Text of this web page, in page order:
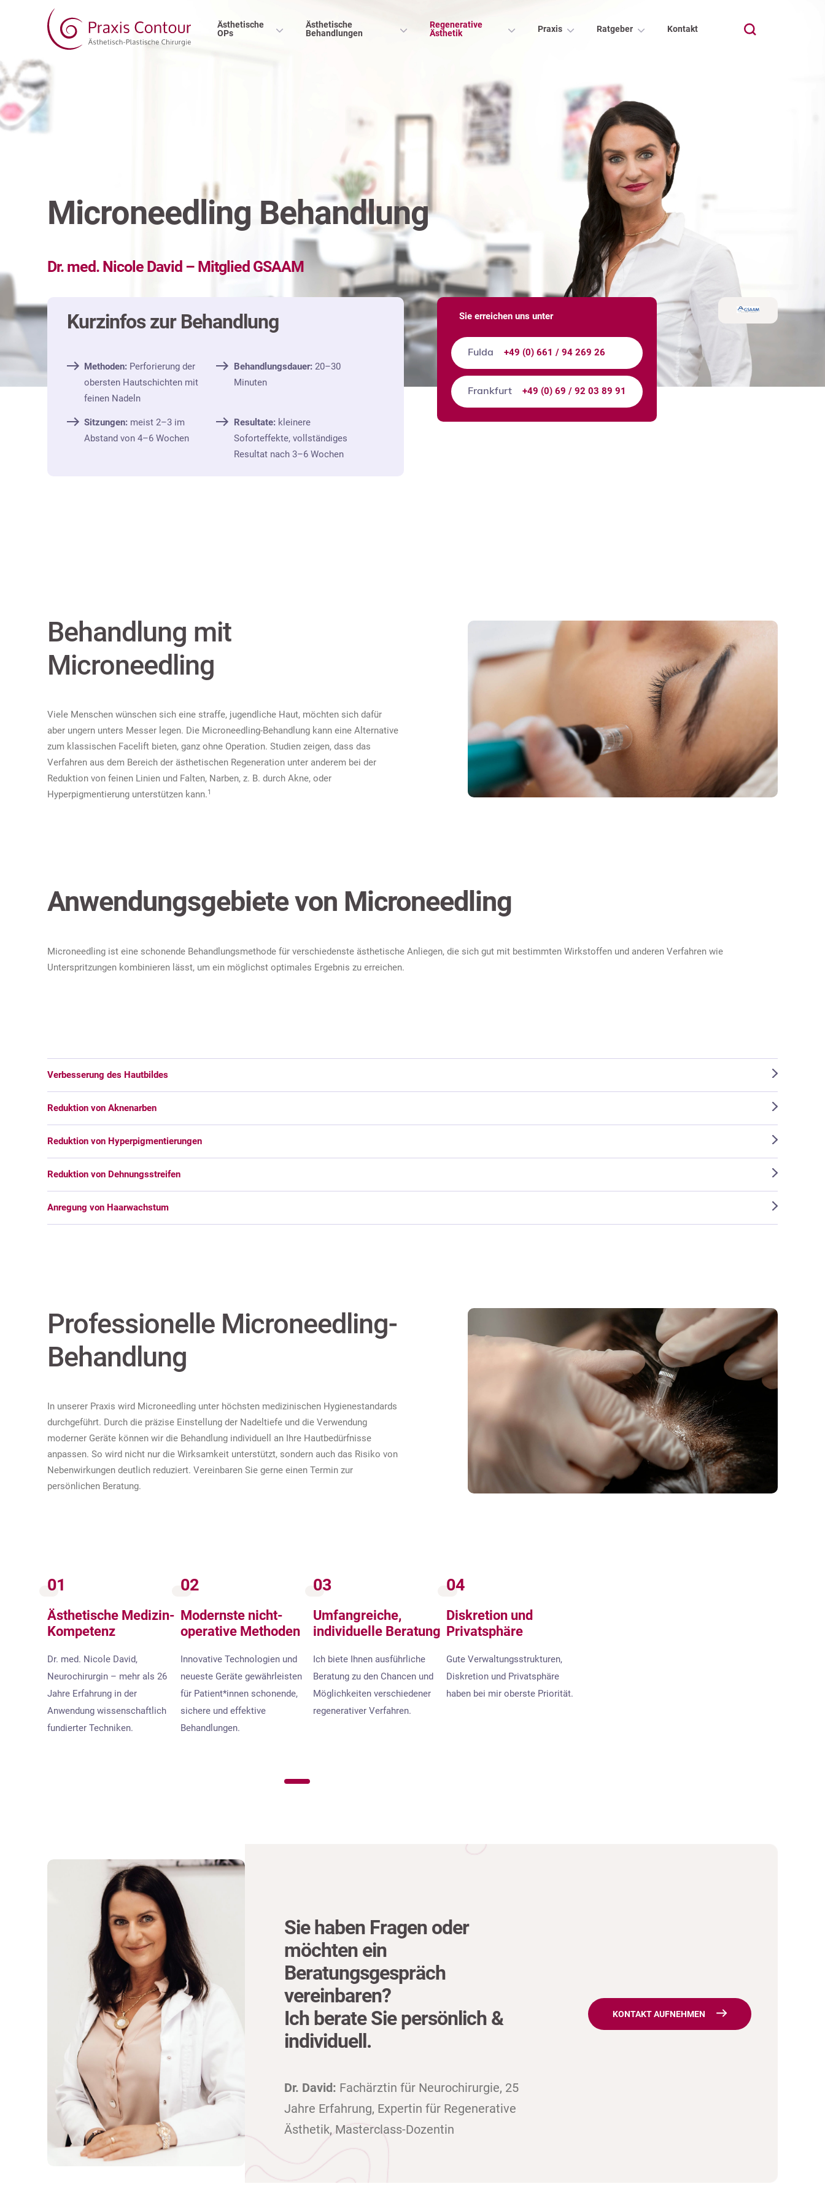
Ästhetische
OPs
Ästhetische
Behandlungen
Regenerative
Ästhetik
Praxis Ratgeber Kontakt
Microneedling Behandlung
Dr. med. Nicole David – Mitglied GSAAM
Kurzinfos zur Behandlung
Methoden: Perforierung der
obersten Hautschichten mit
feinen Nadeln
Behandlungsdauer: 20–30
Minuten
Sitzungen: meist 2–3 im
Abstand von 4–6 Wochen
Resultate:kleinere
Soforteffekte, vollständiges
Resultat nach 3–6 Wochen
Sie erreichen uns unter
Fulda +49 (0) 661 / 94 269 26
Frankfurt +49 (0) 69 / 92 03 89 91
Behandlung mit
Microneedling
Viele Menschen wünschen sich eine straffe, jugendliche Haut, möchten sich dafür
aber ungern unters Messer legen. Die Microneedling-Behandlung kann eine Alternative
zum klassischen Facelift bieten, ganz ohne Operation. Studien zeigen, dass das
Verfahren aus dem Bereich der ästhetischen Regeneration unter anderem bei der
Reduktion von feinen Linien und Falten, Narben, z. B. durch Akne, oder
Hyperpigmentierung unterstützen kann.1
Anwendungsgebiete von Microneedling
Microneedling ist eine schonende Behandlungsmethode für verschiedenste ästhetische Anliegen, die sich gut mit bestimmten Wirkstoffen und anderen Verfahren wie
Unterspritzungen kombinieren lässt, um ein möglichst optimales Ergebnis zu erreichen.
Verbesserung des Hautbildes
Reduktion von Aknenarben
Reduktion von Hyperpigmentierungen
Reduktion von Dehnungsstreifen
Anregung von Haarwachstum
Professionelle Microneedling-
Behandlung
In unserer Praxis wird Microneedling unter höchsten medizinischen Hygienestandards
durchgeführt. Durch die präzise Einstellung der Nadeltiefe und die Verwendung
moderner Geräte können wir die Behandlung individuell an Ihre Hautbedürfnisse
anpassen. So wird nicht nur die Wirksamkeit unterstützt, sondern auch das Risiko von
Nebenwirkungen deutlich reduziert. Vereinbaren Sie gerne einen Termin zur
persönlichen Beratung.
01
Ästhetische Medizin-
Kompetenz
Dr. med. Nicole David,
Neurochirurgin – mehr als 26
Jahre Erfahrung in der
Anwendung wissenschaftlich
fundierter Techniken.
02
Modernste nicht-
operative Methoden
Innovative Technologien und
neueste Geräte gewährleisten
für Patient*innen schonende,
sichere und effektive
Behandlungen.
03
Umfangreiche,
individuelle Beratung
Ich biete Ihnen ausführliche
Beratung zu den Chancen und
Möglichkeiten verschiedener
regenerativer Verfahren.
04
Diskretion und
Privatsphäre
Gute Verwaltungsstrukturen,
Diskretion und Privatsphäre
haben bei mir oberste Priorität.
Sie haben Fragen oder
möchten ein
Beratungsgespräch
vereinbaren?
Ich berate Sie persönlich &
individuell.
Dr. David: Fachärztin für Neurochirurgie, 25
Jahre Erfahrung, Expertin für Regenerative
Ästhetik, Masterclass-Dozentin
KONTAKT AUFNEHMEN